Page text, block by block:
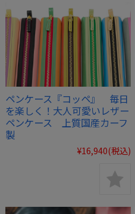
ペンケース『コッペ』 毎日
を楽しく！大人可愛いレザー
ペンケース 上質国産カーフ
製
¥16,940(税込)